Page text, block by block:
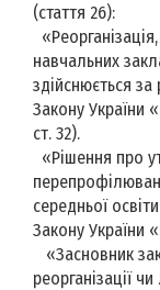
(стаття 26):
навчальних
здійснюється
Закону України
ст. 32).
«Рішення про
середньої
Закону України
«Засновник
реорганізації